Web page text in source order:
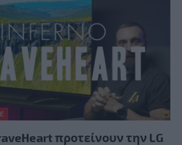
προτείνουν την LG